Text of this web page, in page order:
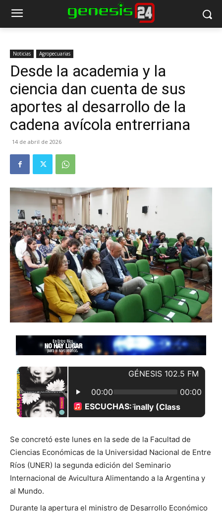
Noticias Agropecuarias
Desde la academia y la
ciencia dan cuenta de sus
aportes al desarrollo de la
cadena avícola entrerriana
14 de abril de 2026
Se concretó este lunes en la sede de la Facultad de
Ciencias Económicas de la Universidad Nacional de Entre
Ríos (UNER) la segunda edición del Seminario
Internacional de Avicultura Alimentando a la Argentina y
al Mundo.
Durante la apertura el ministro de Desarrollo Económico